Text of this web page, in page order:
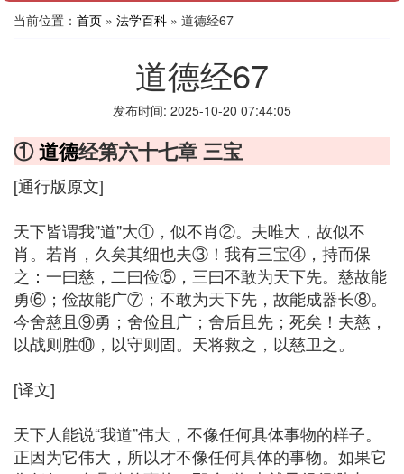
当前位置： 首页 » 法学百科 » 道德经67
道德经67
发布时间: 2025-10-20 07:44:05
①道德经第六十七章 三宝
[通行版原文]
天下皆谓我"道"大①，似不肖②。夫唯大，故似不
肖。若肖，久矣其细也夫③！我有三宝④，持而保
之：一曰慈，二曰俭⑤，三曰不敢为天下先。慈故能
勇⑥；俭故能广⑦；不敢为天下先，故能成器长⑧。
今舍慈且⑨勇；舍俭且广；舍后且先；死矣！夫慈，
以战则胜⑩，以守则固。天将救之，以慈卫之。
[译文]
天下人能说“我道”伟大，不像任何具体事物的样子。
正因为它伟大，所以才不像任何具体的事物。如果它